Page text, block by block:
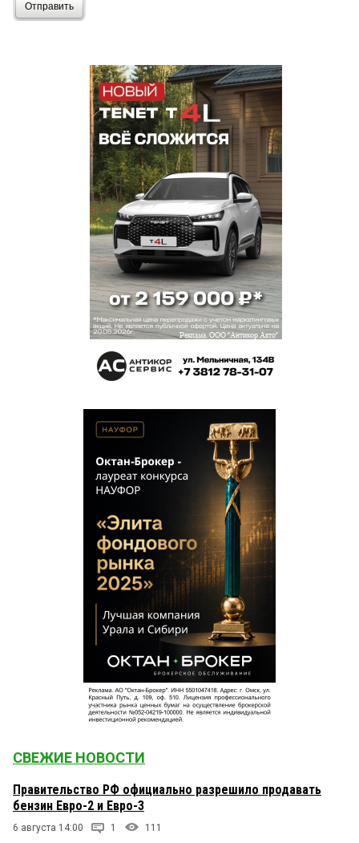
Отправить
СВЕЖИЕ НОВОСТИ
Правительство РФ официально разрешило продавать
бензин Евро-2 и Евро-3
6 августа 14:00 1 111